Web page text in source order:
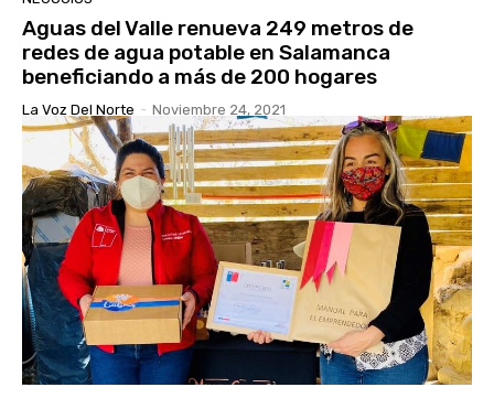
Aguas del Valle renueva 249 metros de
redes de agua potable en Salamanca
beneficiando a más de 200 hogares
La Voz Del Norte - Noviembre 24, 2021